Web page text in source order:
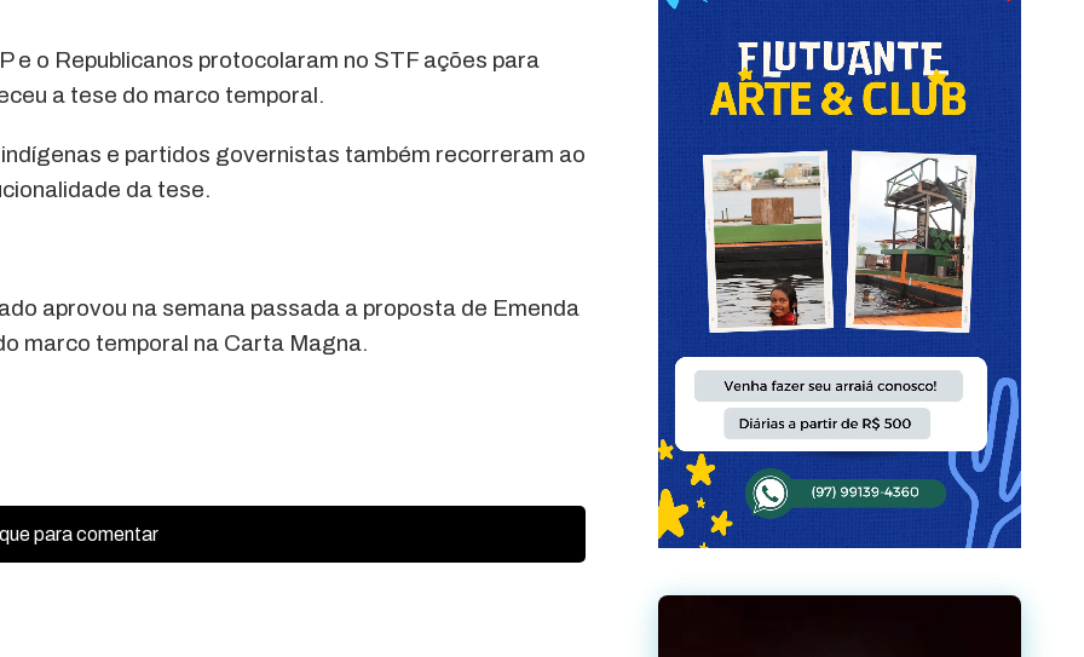
e o Republicanos protocolaram no STF ações para
a tese do marco temporal.
e partidos governistas também recorreram ao
da tese.
aprovou na semana passada a proposta de Emenda
marco temporal na Carta Magna.
para comentar